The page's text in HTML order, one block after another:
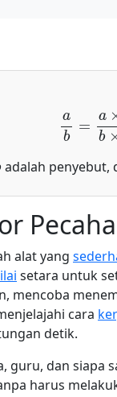
ab ×n
adalah penyebut,
alat yang
setara untuk
mencoba
cara
detik.
guru, dan siapa
harus